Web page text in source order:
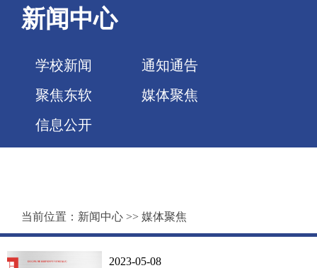
新闻中心
学校新闻
通知通告
聚焦东软
媒体聚焦
信息公开
当前位置： 新闻中心 >> 媒体聚焦
2023-05-08